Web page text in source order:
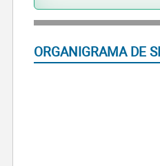
ORGANIGRAMA DE